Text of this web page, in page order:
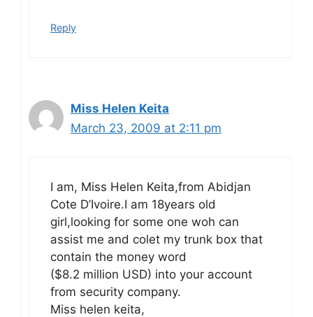
Reply
Miss Helen Keita
March 23, 2009 at 2:11 pm
I am, Miss Helen Keita,from Abidjan
Cote D’Ivoire.I am 18years old
girl,looking for some one woh can
assist me and colet my trunk box that
contain the money word
($8.2 million USD) into your account
from security company.
Miss helen keita,